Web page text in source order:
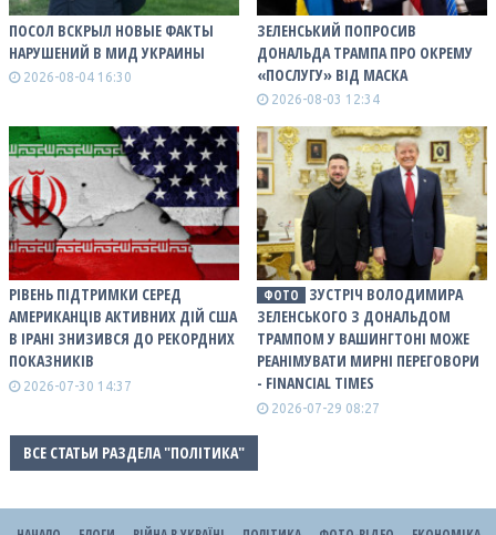
ПОСОЛ ВСКРЫЛ НОВЫЕ ФАКТЫ
НАРУШЕНИЙ В МИД УКРАИНЫ
2026-08-04 16:30
ЗЕЛЕНСЬКИЙ ПОПРОСИВ
ДОНАЛЬДА ТРАМПА ПРО ОКРЕМУ
«ПОСЛУГУ» ВІД МАСКА
2026-08-03 12:34
РІВЕНЬ ПІДТРИМКИ СЕРЕД
АМЕРИКАНЦІВ АКТИВНИХ ДІЙ США
В ІРАНІ ЗНИЗИВСЯ ДО РЕКОРДНИХ
ПОКАЗНИКІВ
2026-07-30 14:37
ФОТО
ЗУСТРІЧ ВОЛОДИМИРА
ЗЕЛЕНСЬКОГО З ДОНАЛЬДОМ
ТРАМПОМ У ВАШИНГТОНІ МОЖЕ
РЕАНІМУВАТИ МИРНІ ПЕРЕГОВОРИ
- FINANCIAL TIMES
2026-07-29 08:27
ВСЕ СТАТЬИ РАЗДЕЛА "ПОЛІТИКА"